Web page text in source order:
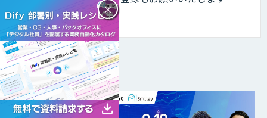
@aismiley
メルマガに登録する
DXトピックス
×